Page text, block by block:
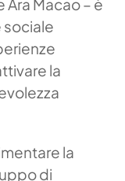
Ara Macao – è
sociale
la
la
di